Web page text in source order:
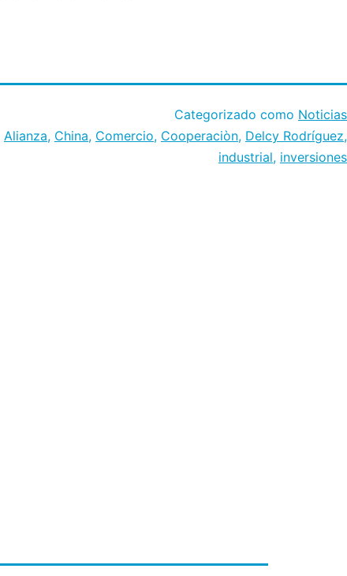
Categorizado como Noticias
Alianza, China, Comercio, Cooperaciòn, Delcy Rodríguez,
industrial, inversiones